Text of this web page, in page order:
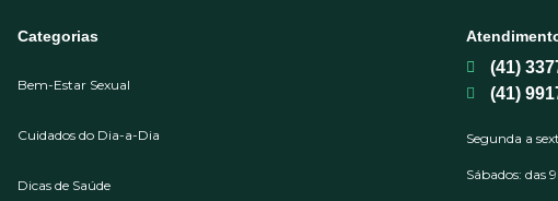
Categorias
Bem-Estar Sexual
Cuidados do Dia-a-Dia
Dicas de Saúde
(41)
(41)
Segunda a
Sábados: das